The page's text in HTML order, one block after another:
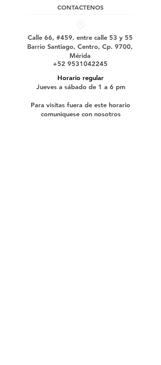
CONTACTENOS
Calle 66, #459, entre calle 53 y 55
Barrio Santiago, Centro, Cp. 9700,
Mérida
+52 9531042245
Horario regular
Jueves a sábado de 1 a 6 pm
Para visitas fuera de este horario
comuniquese con nosotros